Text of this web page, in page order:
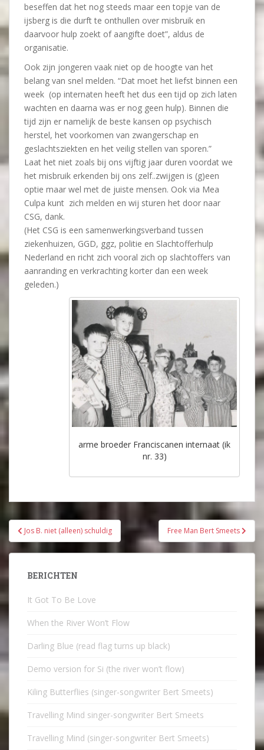
beseffen dat het nog steeds maar een topje van de
ijsberg is die durft te onthullen over misbruik en
daarvoor hulp zoekt of aangifte doet”, aldus de
organisatie.
Ook zijn jongeren vaak niet op de hoogte van het
belang van snel melden. “Dat moet het liefst binnen een
week (op internaten heeft het dus een tijd op zich laten
wachten en daarna was er nog geen hulp). Binnen die
tijd zijn er namelijk de beste kansen op psychisch
herstel, het voorkomen van zwangerschap en
geslachtsziekten en het veilig stellen van sporen.”
Laat het niet zoals bij ons vijftig jaar duren voordat we
het misbruik erkenden bij ons zelf..zwijgen is (g)een
optie maar wel met de juiste mensen. Ook via Mea
Culpa kunt zich melden en wij sturen het door naar
CSG, dank.
(Het CSG is een samenwerkingsverband tussen
ziekenhuizen, GGD, ggz, politie en Slachtofferhulp
Nederland en richt zich vooral zich op slachtoffers van
aanranding en verkrachting korter dan een week
geleden.)
arme broeder Franciscanen internaat (ik
nr. 33)
Bericht
navigatie
Jos B. niet (alleen) schuldig Free Man Bert Smeets
BERICHTEN
It Got To Be Love
When the River Won’t Flow
Darling Blue (read flag turns up black)
Demo version for Si (the river won’t flow)
Kiling Butterflies (singer-songwriter Bert Smeets)
Travelling Mind singer-songwriter Bert Smeets
Travelling Mind (singer-songwriter Bert Smeets)